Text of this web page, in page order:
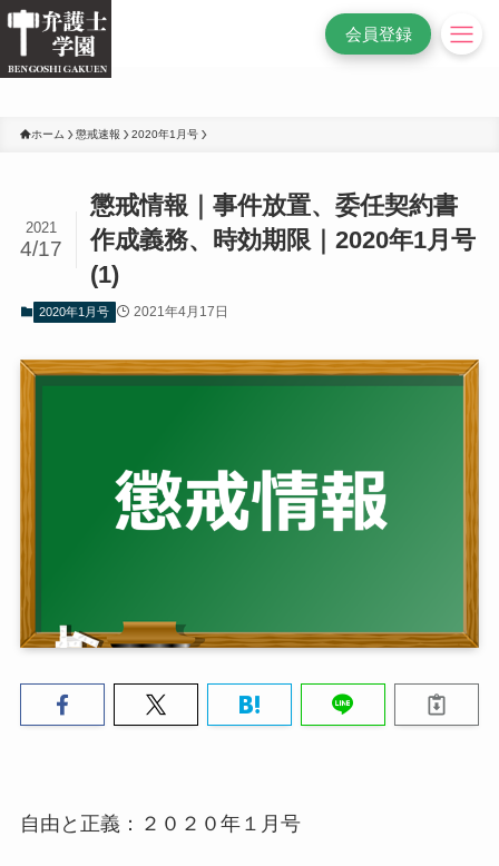
/* 変更前*/
会員登録
ホーム 懲戒速報 2020年1月号
懲戒情報｜事件放置、委任契約書
作成義務、時効期限｜2020年1月号
(1)
2021
4/17
2020年1月号 2021年4月17日
自由と正義：２０２０年１月号